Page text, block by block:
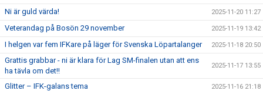
Ni är guld värda! 2025-11-20 11:27
Veterandag på Bosön 29 november 2025-11-19 13:42
I helgen var fem IFKare på läger för Svenska Löpartalanger 2025-11-18 20:50
Grattis grabbar - ni är klara för Lag SM-finalen utan att ens
ha tävla om det!!
2025-11-17 13:55
Glitter – IFK-galans tema 2025-11-16 21:18